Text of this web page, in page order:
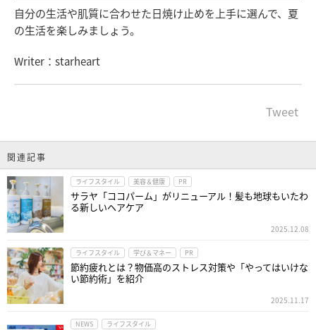
自分の生活や肌質に合わせた日焼け止めを上手に選んで、夏
の生活を楽しみましょう。
Writer：starheart
Tweet
関連記事
ライフスタイル 美容＆健康 PR
サラヤ「ココパーム」がリニューアル！髪も地球もいたわ
る新しいヘアケア
2025.12.08
ライフスタイル 学び＆マネー PR
節約疲れとは？物価高のストレス対策や「やってはいけな
い節約術」を紹介
2025.11.17
NEWS ライフスタイル